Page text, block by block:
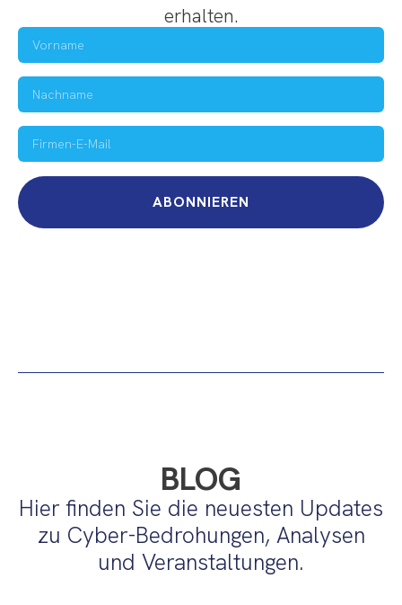
erhalten.
ABONNIEREN
BLOG
Hier finden Sie die neuesten Updates
zu Cyber-Bedrohungen, Analysen
und Veranstaltungen.